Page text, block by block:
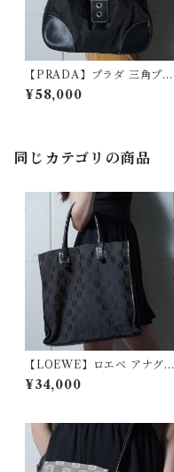
【PRADA】プラダ 三角プレ
ートロゴナイロン・レザーワ
ンショルダーバッグ black
¥58,000
同じカテゴリの商品
【LOEWE】ロエベ アナグラ
ムロゴ総柄レザーハンドルキ
ャンバストートバッグ black
¥34,000